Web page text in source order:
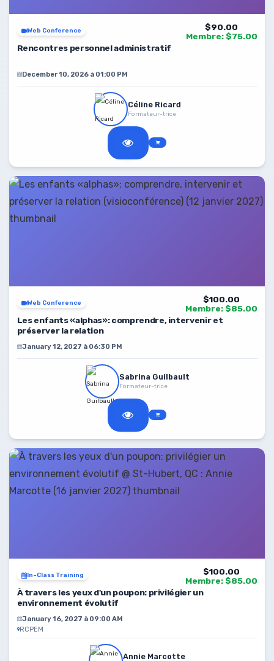
Web Conference
$90.00
Membre: $75.00
Rencontres personnel administratif
December 10, 2026 à 01:00 PM
Céline Ricard
Formateur-trice
Web Conference
$100.00
Membre: $85.00
Les enfants «alphas»: comprendre, intervenir et
préserver la relation
January 12, 2027 à 06:30 PM
Sabrina Guilbault
Formateur-trice
In-Class Training
$100.00
Membre: $85.00
À travers les yeux d'un poupon: privilégier un
environnement évolutif
January 16, 2027 à 09:00 AM
RCPEM
Annie Marcotte